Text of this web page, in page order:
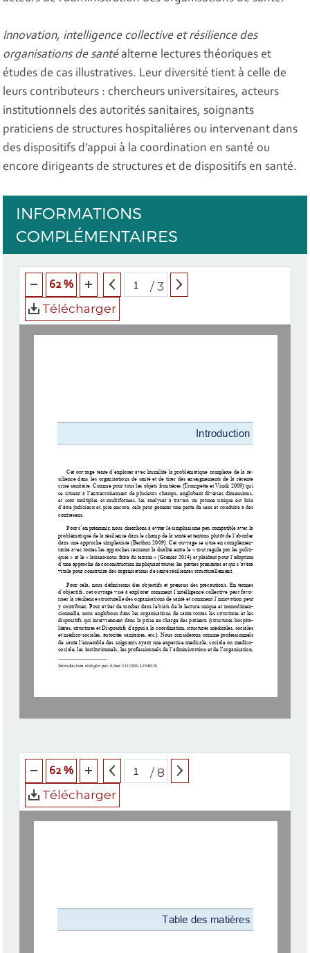
Innovation, intelligence collective et résilience des
organisations de santéalterne lectures théoriques et
études de cas illustratives. Leur diversité tient à celle de
leurs contributeurs : chercheurs universitaires, acteurs
institutionnels des autorités sanitaires, soignants
praticiens de structures hospitalières ou intervenant dans
des dispositifs d’appui à la coordination en santé ou
encore dirigeants de structures et de dispositifs en santé.
INFORMATIONS
COMPLÉMENTAIRES
62 % /3
Télécharger
Introduction
Cet ouvrage tente d’explorer avec humilité la problématique complexe de la ré-
silience dans les organisations de santé et de tirer des enseignements de la récente
crise sanitaire. Comme pour tous les objets frontières (Trompette et Vinck 2009) qui
se situent à l’entrecroisement de plusieurs champs, englobent diverses dimensions,
et sont multiples et multiformes, les analyser à travers un prisme unique est loin
d’être judicieux et, pire encore, cela peut générer une perte de sens et conduire à des
contresens.
Pour s’en prémunir, nous cherchons à éviter le simplissisme peu compatible avec la
problématique de la résilience dans le champ de la santé et tentons plutôt de l’aborder
dans une approche simplexiste (Berthoz 2009). Cet ouvrage se situe en complémen-
tarité avec toutes les approches récusant la dualité entre le « tout régulé par les politi-
ques » et le « laissez-nous faire du terrain » (Grenier 2014) et plaidant pour l’adoption
d’une approche de coconstruction impliquant toutes les parties prenantes et qui s’avère
vitale pour construire des organisations de santé résilientes structurellement.
Pour cela, nous définissons des objectifs et prenons des précautions. En termes
d’objectifs, cet ouvrage vise à explorer comment l’intelligence collective peut favo-
riser la résilience structurelle des organisations de santé et comment l’innovation peut
y contribuer. Pour éviter de tomber dans le biais de la lecture unique et monodimen-
sionnelle, nous englobons dans les organisations de santé toutes les structures et les
dispositifs qui interviennent dans la prise en charge des patients (structures hospita-
lières, structures et Dispositifs d’appui à la coordination, structures médicales, sociales
et médico-sociales, autorités sanitaires, etc.). Nous considérons comme professionnels
de santé l’ensemble des soignants ayant une expertise médicale, sociale ou médico-
sociale, les institutionnels, les professionnels de l’administration et de l’organisation,
Introduction rédigée par Aline COURIE-L EMEUR.
62 % /8
Télécharger
Table des matières